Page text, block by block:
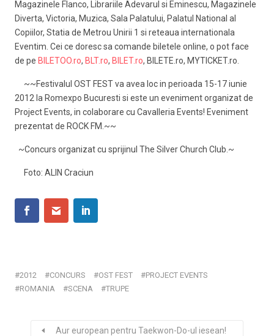
Magazinele Flanco, Librariile Adevarul si Eminescu, Magazinele
Diverta, Victoria, Muzica, Sala Palatului, Palatul National al
Copiilor, Statia de Metrou Unirii 1 si reteaua internationala
Eventim. Cei ce doresc sa comande biletele online, o pot face
de pe BILETOO.ro, BLT.ro, BILET.ro, BILETE.ro, MYTICKET.ro.
~~Festivalul OST FEST va avea loc in perioada 15-17 iunie
2012 la Romexpo Bucuresti si este un eveniment organizat de
Project Events, in colaborare cu Cavalleria Events! Eveniment
prezentat de ROCK FM.~~
~Concurs organizat cu sprijinul The Silver Church Club.~
Foto: ALIN Craciun
2012 CONCURS OST FEST
PROJECT EVENTS
ROMANIA
SCENA TRUPE
Aur european pentru Taekwon-Do-ul iesean!